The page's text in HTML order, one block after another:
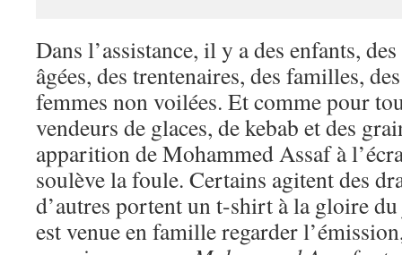
Dans l’assistance, il y a des enfants,
âgées, des trentenaires, des familles,
femmes non voilées. Et comme pour
vendeurs de glaces, de kebab et des
apparition de Mohammed Assaf à
soulève la foule. Certains agitent des
d’autres portent un t-shirt à la gloire
est venue en famille regarder